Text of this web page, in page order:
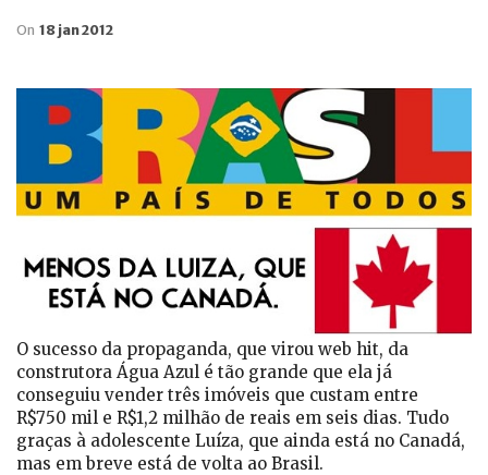
On 18 jan 2012
O sucesso da propaganda, que virou web hit, da
construtora Água Azul é tão grande que ela já
conseguiu vender três imóveis que custam entre
R$750 mil e R$1,2 milhão de reais em seis dias. Tudo
graças à adolescente Luíza, que ainda está no Canadá,
mas em breve está de volta ao Brasil.